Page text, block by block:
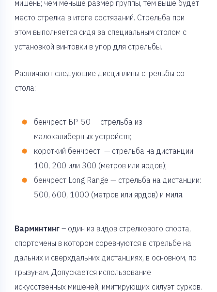
мишень; чем меньше размер группы, тем выше будет
место стрелка в итоге состязаний. Стрельба при
этом выполняется сидя за специальным столом с
установкой винтовки в упор для стрельбы.
Различают следующие дисциплины стрельбы со
стола:
бенчрест БР-50 — стрельба из
малокалиберных устройств;
короткий бенчрест — стрельба на дистанции
100, 200 или 300 (метров или ярдов);
бенчрест Long Range — стрельба на дистанции:
500, 600, 1000 (метров или ярдов) и миля.
Варминтинг – один из видов стрелкового спорта,
спортсмены в котором соревнуются в стрельбе на
дальних и сверхдальних дистанциях, в основном, по
грызунам. Допускается использование
искусственных мишеней, имитирующих силуэт сурков.